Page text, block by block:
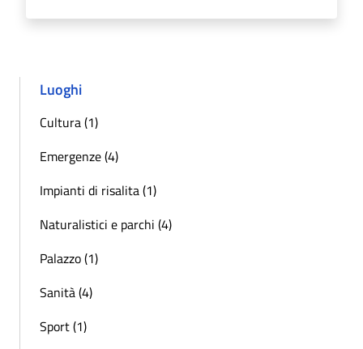
Luoghi
Cultura (1)
Emergenze (4)
Impianti di risalita (1)
Naturalistici e parchi (4)
Palazzo (1)
Sanità (4)
Sport (1)